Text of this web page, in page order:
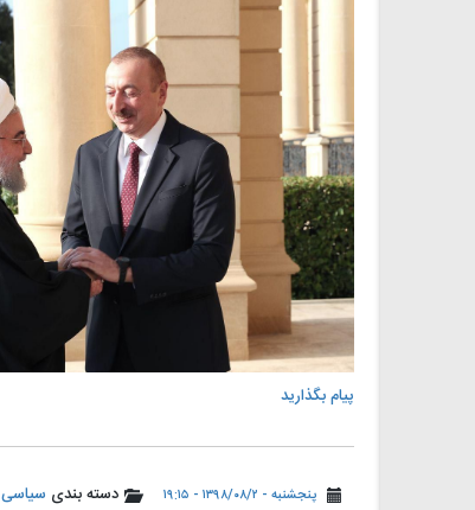
پیام بگذارید
پنجشنبه - ۱۳۹۸/۰۸/۲ - ۱۹:۱۵ دسته بندی سیاسی